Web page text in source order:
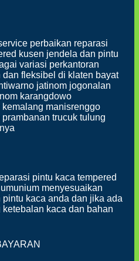
perbaikan reparasi
kusen jendela dan pintu
variasi perkantoran
fleksibel di klaten bayat
jatinom jogonalan
karangdowo
manisrenggo
trucuk tulung
pintu kaca tempered
menyesuaikan
kaca anda dan jika ada
kaca dan bahan